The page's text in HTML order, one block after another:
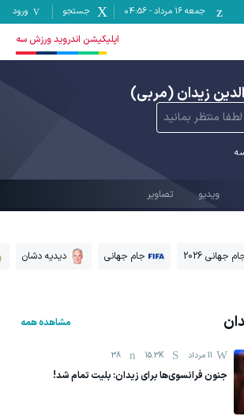
جمعه ۱۶ مرداد -
04:56 جستجو ورود
اپلیکیشن اندروید ورزش سه
زیدان(مربی)
لطفا منتظر بمانید
ویدیو تصاویر
جهانی 2026 جام جهانی دیدیه دشان
مشاهده همه
11 مرداد 15.3K
38
جنون فرانسوی‌ها برای زیدان: بلیت تمام شد!